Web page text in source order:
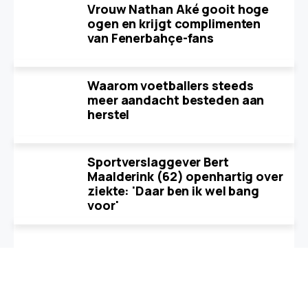
Vrouw Nathan Aké gooit hoge
ogen en krijgt complimenten
van Fenerbahçe-fans
Waarom voetballers steeds
meer aandacht besteden aan
herstel
Sportverslaggever Bert
Maalderink (62) openhartig over
ziekte: 'Daar ben ik wel bang
voor'